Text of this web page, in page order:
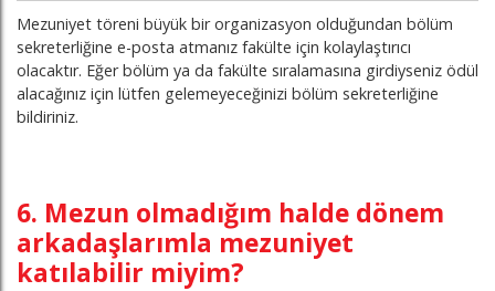
Mezuniyet töreni büyük bir organizasyon olduğundan bölüm
sekreterliğine e-posta atmanız fakülte için kolaylaştırıcı
olacaktır. Eğer bölüm ya da fakülte sıralamasına girdiyseniz ödül
alacağınız için lütfen gelemeyeceğinizi bölüm sekreterliğine
bildiriniz.
6. Mezun olmadığım halde dönem
arkadaşlarımla mezuniyet
katılabilir miyim?